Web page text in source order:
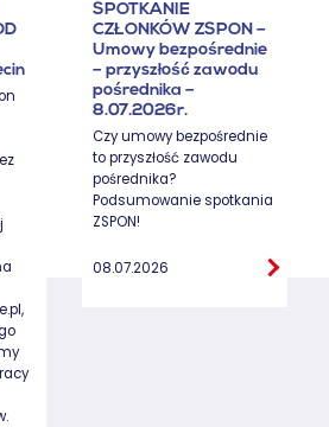
SPOTKANIE
CZŁONKÓW ZSPON –
Umowy bezpośrednie
– przyszłość zawodu
pośrednika –
8.07.2026r.
Czy umowy bezpośrednie
to przyszłość zawodu
pośrednika?
Podsumowanie spotkania
ZSPON!
08.07.2026